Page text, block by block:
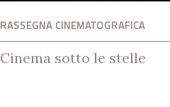
RASSEGNA CINEMATOGRAFICA
Cinema sotto le stelle